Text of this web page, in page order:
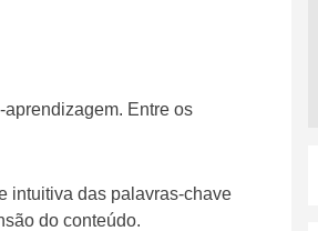
Entre os
intuitiva das palavras-chave
do conteúdo.